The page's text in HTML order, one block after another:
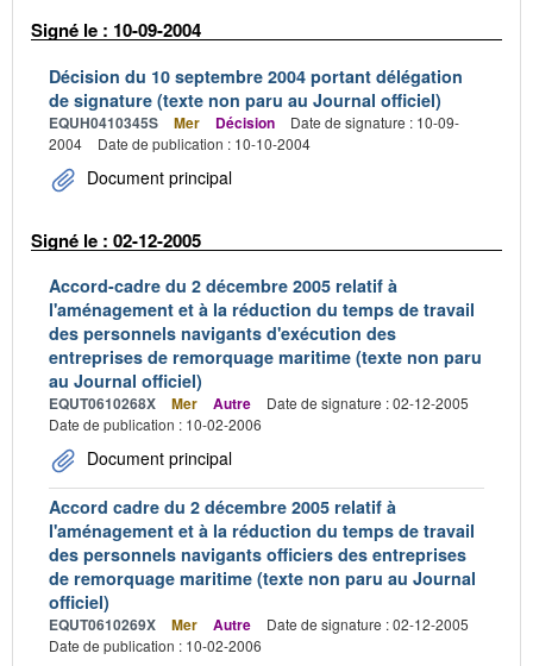
Signé le : 10-09-2004
Décision du 10 septembre 2004 portant délégation
de signature (texte non paru au Journal officiel)
EQUH0410345S Mer Décision
Date de signature : 10-09-
2004
Date de publication : 10-10-2004
Document principal
Signé le : 02-12-2005
Accord-cadre du 2 décembre 2005 relatif à
l'aménagement et à la réduction du temps de travail
des personnels navigants d'exécution des
entreprises de remorquage maritime (texte non paru
au Journal officiel)
EQUT0610268X Mer Autre
Date de signature : 02-12-2005
Date de publication : 10-02-2006
Document principal
Accord cadre du 2 décembre 2005 relatif à
l'aménagement et à la réduction du temps de travail
des personnels navigants officiers des entreprises
de remorquage maritime (texte non paru au Journal
officiel)
EQUT0610269X Mer Autre
Date de signature : 02-12-2005
Date de publication : 10-02-2006